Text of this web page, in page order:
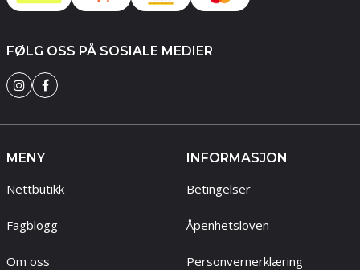
FØLG OSS PÅ SOSIALE MEDIER
MENY
Nettbutikk
Fagblogg
Om oss
INFORMASJON
Betingelser
Åpenhetsloven
Personvernerklæring